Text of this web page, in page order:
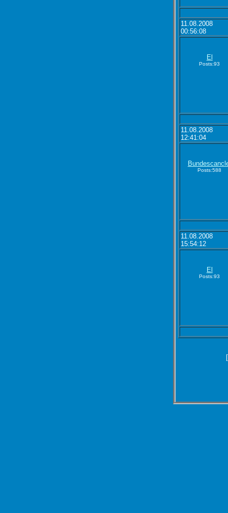
11.08.2008
00:56:08
El
Posts:93
11.08.2008
12:41:04
Posts:588
11.08.2008
15:54:12
El
Posts:93